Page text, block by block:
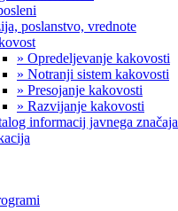
poslanstvo, vrednote
» Opredeljevanje kakovosti
» Notranji sistem kakovosti
» Presojanje kakovosti
» Razvijanje kakovosti
informacij javnega značaja